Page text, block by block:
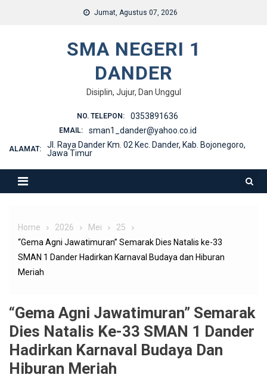
Jumat, Agustus 07, 2026
SMA NEGERI 1
DANDER
Disiplin, Jujur, Dan Unggul
NO. TELEPON: 0353891636
EMAIL: sman1_dander@yahoo.co.id
ALAMAT:
Jl. Raya Dander Km. 02 Kec. Dander, Kab. Bojonegoro,
Jawa Timur
Home 2026 Mei
25
“Gema Agni Jawatimuran” Semarak Dies Natalis ke-33
SMAN 1 Dander Hadirkan Karnaval Budaya dan Hiburan
Meriah
“Gema Agni Jawatimuran” Semarak
Dies Natalis Ke-33 SMAN 1 Dander
Hadirkan Karnaval Budaya Dan
Hiburan Meriah